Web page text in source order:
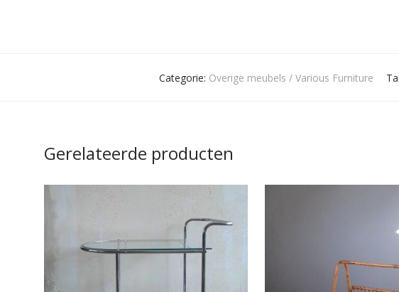
Categorie: Overige meubels / Various Furniture
Gerelateerde producten